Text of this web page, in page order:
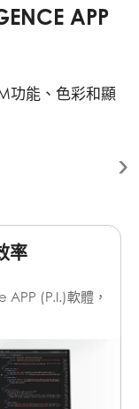
APP
功能、色彩和顯
率
(P.I.)軟體，
桌上型電腦和
DP 連接埠，輕
訊號功能的
的便利性。
顯示器輕鬆控制
桌面空間。